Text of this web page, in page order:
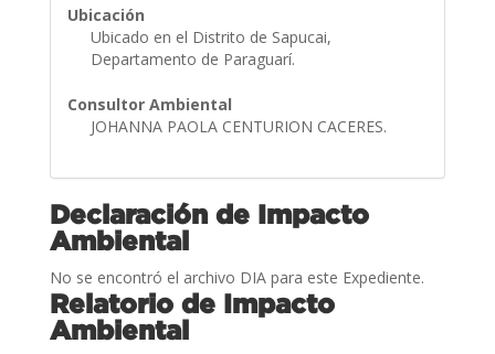
Ubicación
Ubicado en el Distrito de Sapucai,
Departamento de Paraguarí.
Consultor Ambiental
JOHANNA PAOLA CENTURION CACERES.
Declaración de Impacto
Ambiental
No se encontró el archivo DIA para este Expediente.
Relatorio de Impacto
Ambiental